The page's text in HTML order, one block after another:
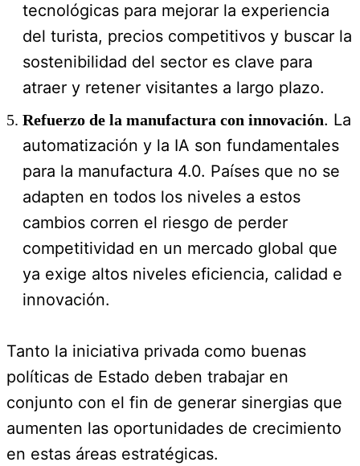
tecnológicas para mejorar la experiencia
del turista, precios competitivos y buscar la
sostenibilidad del sector es clave para
atraer y retener visitantes a largo plazo.
Refuerzo de la manufactura con innovación. La
automatización y la IA son fundamentales
para la manufactura 4.0. Países que no se
adapten en todos los niveles a estos
cambios corren el riesgo de perder
competitividad en un mercado global que
ya exige altos niveles eficiencia, calidad e
innovación.
Tanto la iniciativa privada como buenas
políticas de Estado deben trabajar en
conjunto con el fin de generar sinergias que
aumenten las oportunidades de crecimiento
en estas áreas estratégicas.